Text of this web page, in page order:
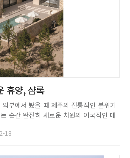
휴양, 샴록
부에서 봤을 때 제주의 전통적인 분위기
순간 완전히 새로운 차원의 이국적인 매
지 톤의 석재와 모던한 디자인이 조화를
18